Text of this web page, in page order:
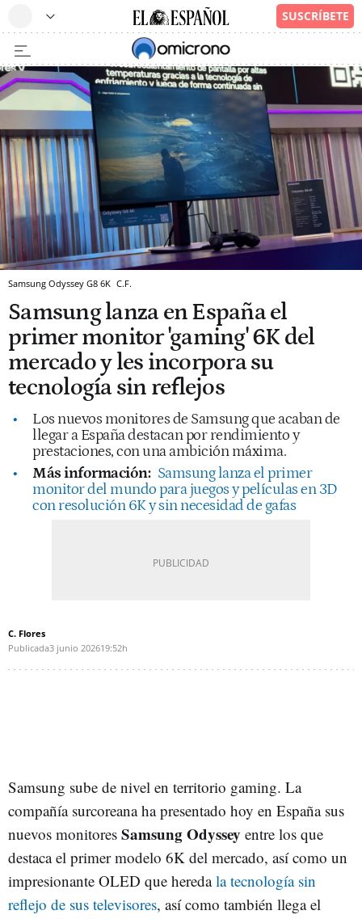
Samsung Odyssey G8 6K C.F.
Samsung lanza en España el
primer monitor 'gaming' 6K del
mercado y les incorpora su
tecnología sin reflejos
Los nuevos monitores de Samsung que acaban de
llegar a España destacan por rendimiento y
prestaciones, con una ambición máxima.
Más información: Samsung lanza el primer
monitor del mundo para juegos y películas en 3D
con resolución 6K y sin necesidad de gafas
C. Flores
Publicada3 junio 202619:52h
Samsung sube de nivel en territorio gaming. La
compañía surcoreana ha presentado hoy en España sus
nuevos monitores Samsung Odyssey entre los que
destaca el primer modelo 6K del mercado, así como un
impresionante OLED que heredala tecnología sin
reflejo de sus televisores, así como también llega el